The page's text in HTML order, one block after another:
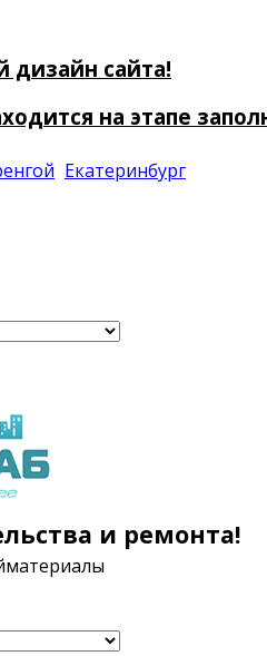
дизайн сайта!
на этапе
Екатеринбург
и ремонта!